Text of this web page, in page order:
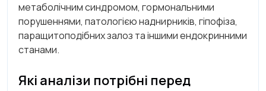
метаболічним синдромом, гормональними
порушеннями, патологією наднирників, гіпофіза,
паращитоподібних залоз та іншими ендокринними
станами.
Які аналізи потрібні перед